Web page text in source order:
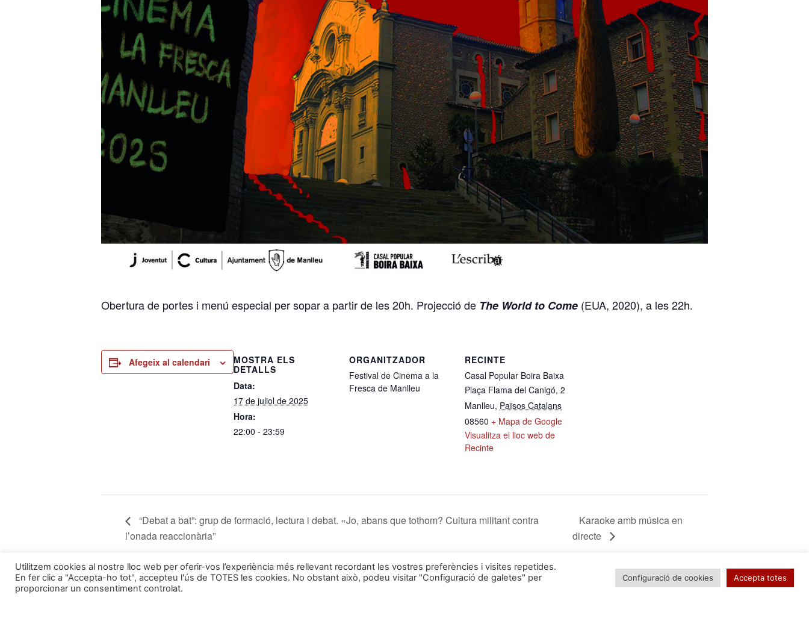
Obertura de portes i menú especial per sopar a partir de les 20h. Projecció de The World to Come (EUA, 2020), a les 22h.
Afegeix al calendari
MOSTRA ELS
DETALLS
Data:
17 de juliol de 2025
Hora:
22:00 - 23:59
ORGANITZADOR
Festival de Cinema a la
Fresca de Manlleu
RECINTE
Casal Popular Boira Baixa
Plaça Flama del Canigó, 2
Manlleu, Països Catalans
08560 + Mapa de Google
Visualitza el lloc web de
Recinte
“Debat a bat”: grup de formació, lectura i debat. «Jo, abans que tothom? Cultura militant contra
l’onada reaccionària”
Karaoke amb música en
directe
Segueix-nos a: Formem part de:
Utilitzem cookies al nostre lloc web per oferir-vos l’experiència més rellevant recordant les vostres preferències i visites repetides.
En fer clic a "Accepta-ho tot", accepteu l'ús de TOTES les cookies. No obstant això, podeu visitar "Configuració de galetes" per
proporcionar un consentiment controlat.
Configuració de cookies Accepta totes